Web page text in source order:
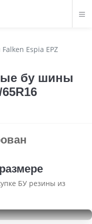
Espia EPZ
бу шины
БУ резины из